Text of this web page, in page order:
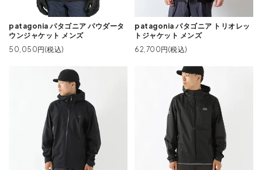
patagonia パタゴニア パウダータ
ウンジャケット メンズ
50,050円(税込)
patagonia パタゴニア トリオレッ
トジャケット メンズ
62,700円(税込)